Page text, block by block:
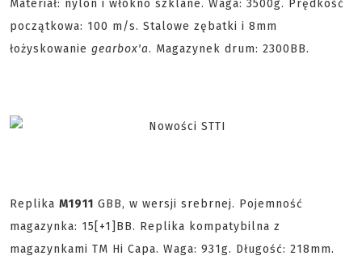
Materiał: nylon i włókno szklane. Waga: 3500g. Prędkość
początkowa: 100 m/s. Stalowe zębatki i 8mm
łożyskowanie gearbox'a. Magazynek drum: 2300BB.
Replika M1911 GBB, w wersji srebrnej. Pojemność
magazynka: 15[+1]BB. Replika kompatybilna z
magazynkami TM Hi Capa. Waga: 931g. Długość: 218mm.